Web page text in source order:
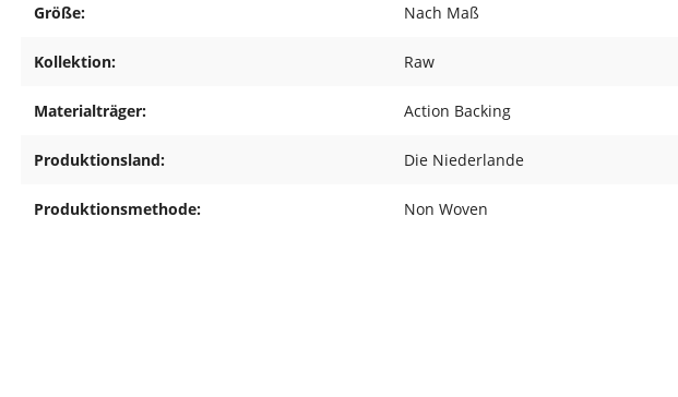
Größe: Nach Maß
Kollektion: Raw
Materialträger: Action Backing
Produktionsland: Die Niederlande
Produktionsmethode: Non Woven